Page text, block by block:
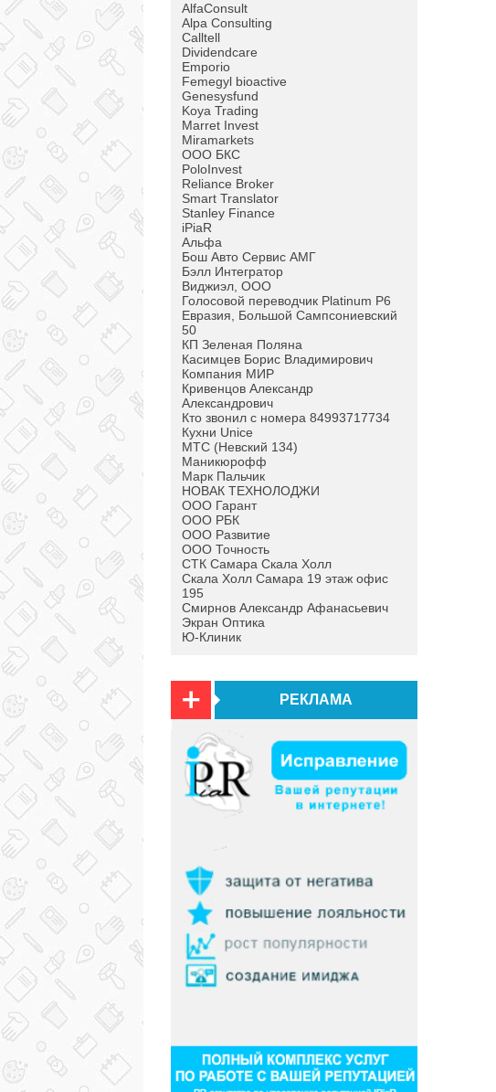
AlfaConsult
Alpa Consulting
Calltell
Dividendcare
Emporio
Femegyl bioactive
Genesysfund
Koya Trading
Marret Invest
Miramarkets
OOO БКС
PoloInvest
Reliance Broker
Smart Translator
Stanley Finance
iPiaR
Альфа
Бош Авто Сервис АМГ
Бэлл Интегратор
Виджиэл, ООО
Голосовой переводчик Platinum P6
Евразия, Большой Сампсониевский
50
КП Зеленая Поляна
Касимцев Борис Владимирович
Компания МИР
Кривенцов Александр
Александрович
Кто звонил с номера 84993717734
Кухни Unice
МТС (Невский 134)
Маникюрофф
Марк Пальчик
НОВАК ТЕХНОЛОДЖИ
ООО Гарант
ООО РБК
ООО Развитие
ООО Точность
СТК Самара Скала Холл
Скала Холл Самара 19 этаж офис
195
Смирнов Александр Афанасьевич
Экран Оптика
Ю-Клиник
РЕКЛАМА